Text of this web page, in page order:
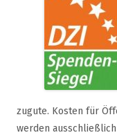
zugute. Kosten für
werden